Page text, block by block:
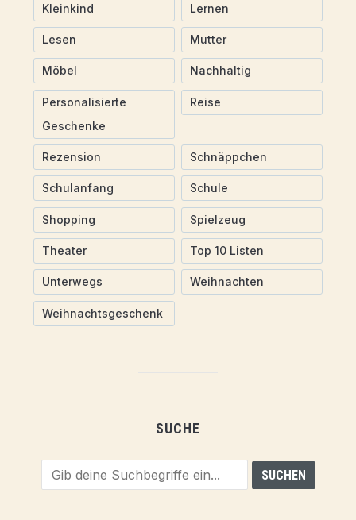
Kleinkind Lernen
Lesen Mutter
Möbel Nachhaltig
Personalisierte
Geschenke
Reise
Rezension Schnäppchen
Schulanfang Schule
Shopping Spielzeug
Theater Top 10 Listen
Unterwegs Weihnachten
Weihnachtsgeschenk
SUCHE